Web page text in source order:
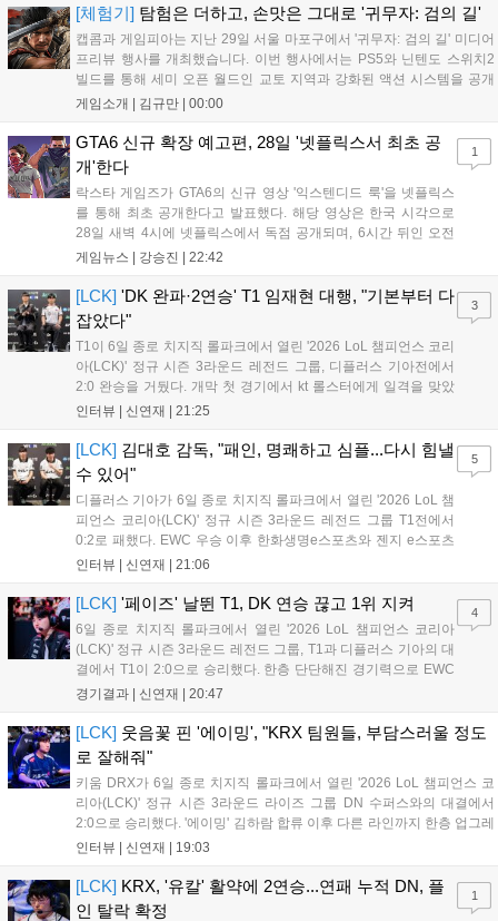
하고자 했으며, 실제 검술 전문가의 모션 캡처를 통해 리얼리티를 극대
화했다. 세계관을 새롭게 재구성한 이번 신작은 기존 시리즈와 설정은
다르지만, 특유의 통쾌한 손맛과 다크 판타지 분위기를 충실히 담아내어
시리즈 팬과 신규 이용자 모두에게 새로운 재미를 선사할 예정이다....
[체험기] 탐험은 더하고, 손맛은 그대로 '귀무자: 검의 길'
캡콤과 게임피아는 지난 29일 서울 마포구에서 '귀무자: 검의 길' 미디어
프리뷰 행사를 개최했습니다. 이번 행사에서는 PS5와 닌텐도 스위치2
빌드를 통해 세미 오픈 월드인 교토 지역과 강화된 액션 시스템을 공개
했습니다. 주인공 미야모토 무사시가 오니를 정화하는 과정을 담았으며,
탄탄한 게임성을 선보여 기대감을 높였습니다....
게임소개 | 김규만 | 00:00
GTA6 신규 확장 예고편, 28일 '넷플릭스서 최초 공
개'한다
락스타 게임즈가 GTA6의 신규 영상 '익스텐디드 룩'을 넷플릭스
를 통해 최초 공개한다고 발표했다. 해당 영상은 한국 시각으로
28일 새벽 4시에 넷플릭스에서 독점 공개되며, 6시간 뒤인 오전
10시부터 공식 유튜브와 홈페이지에서도 확인할 수 있다. 기존보
이례적인 협업이 향후 게임 마케팅 방식에 어떤 변화를 가져올지
전 세계 팬들의 이목이 쏠리고 있다....
게임뉴스 | 강승진 | 22:42
1
[LCK] 'DK 완파·2연승' T1 임재현 대행, "기본부터 다
잡았다"
T1이 6일 종로 치지직 롤파크에서 열린 '2026 LoL 챔피언스 코리
아(LCK)' 정규 시즌 3라운드 레전드 그룹, 디플러스 기아전에서
2:0 완승을 거뒀다. 개막 첫 경기에서 kt 롤스터에게 일격을 맞았
지만, 젠지 e스포츠의 홈 경기에서 원정 승리를 챙기며 분위기를
한 모습이었다. 다음은...
인터뷰 | 신연재 | 21:25
3
[LCK] 김대호 감독, "패인, 명쾌하고 심플...다시 힘낼
수 있어"
디플러스 기아가 6일 종로 치지직 롤파크에서 열린 '2026 LoL 챔
피언스 코리아(LCK)' 정규 시즌 3라운드 레전드 그룹 T1전에서
0:2로 패했다. EWC 우승 이후 한화생명e스포츠와 젠지 e스포츠
를 잡아내며 기세를 끌어올렸지만, 경기력이 제 궤도에 오른 T1은
"오늘 져서 너무 아쉽다"...
인터뷰 | 신연재 | 21:06
5
[LCK] '페이즈' 날뛴 T1, DK 연승 끊고 1위 지켜
6일 종로 치지직 롤파크에서 열린 '2026 LoL 챔피언스 코리아
(LCK)' 정규 시즌 3라운드 레전드 그룹, T1과 디플러스 기아의 대
결에서 T1이 2:0으로 승리했다. 한층 단단해진 경기력으로 EWC
우승을 기점으로 파죽지세의 연승을 이어가던 디플러스 기아를
T1은 첫 드래곤을 두드렸...
경기결과 | 신연재 | 20:47
4
[LCK] 웃음꽃 핀 '에이밍', "KRX 팀원들, 부담스러울 정도
로 잘해줘"
키움 DRX가 6일 종로 치지직 롤파크에서 열린 '2026 LoL 챔피언스 코
리아(LCK)' 정규 시즌 3라운드 라이즈 그룹 DN 수퍼스와의 대결에서
2:0으로 승리했다. '에이밍' 김하람 합류 이후 다른 라인까지 한층 업그레
이드 된 경기력을 보여주며 기분 좋은 2연승을 달렸다. 경기 종료 후 기
인터뷰 | 신연재 | 19:03
[LCK] KRX, '유칼' 활약에 2연승...연패 누적 DN, 플
인 탈락 확정
1